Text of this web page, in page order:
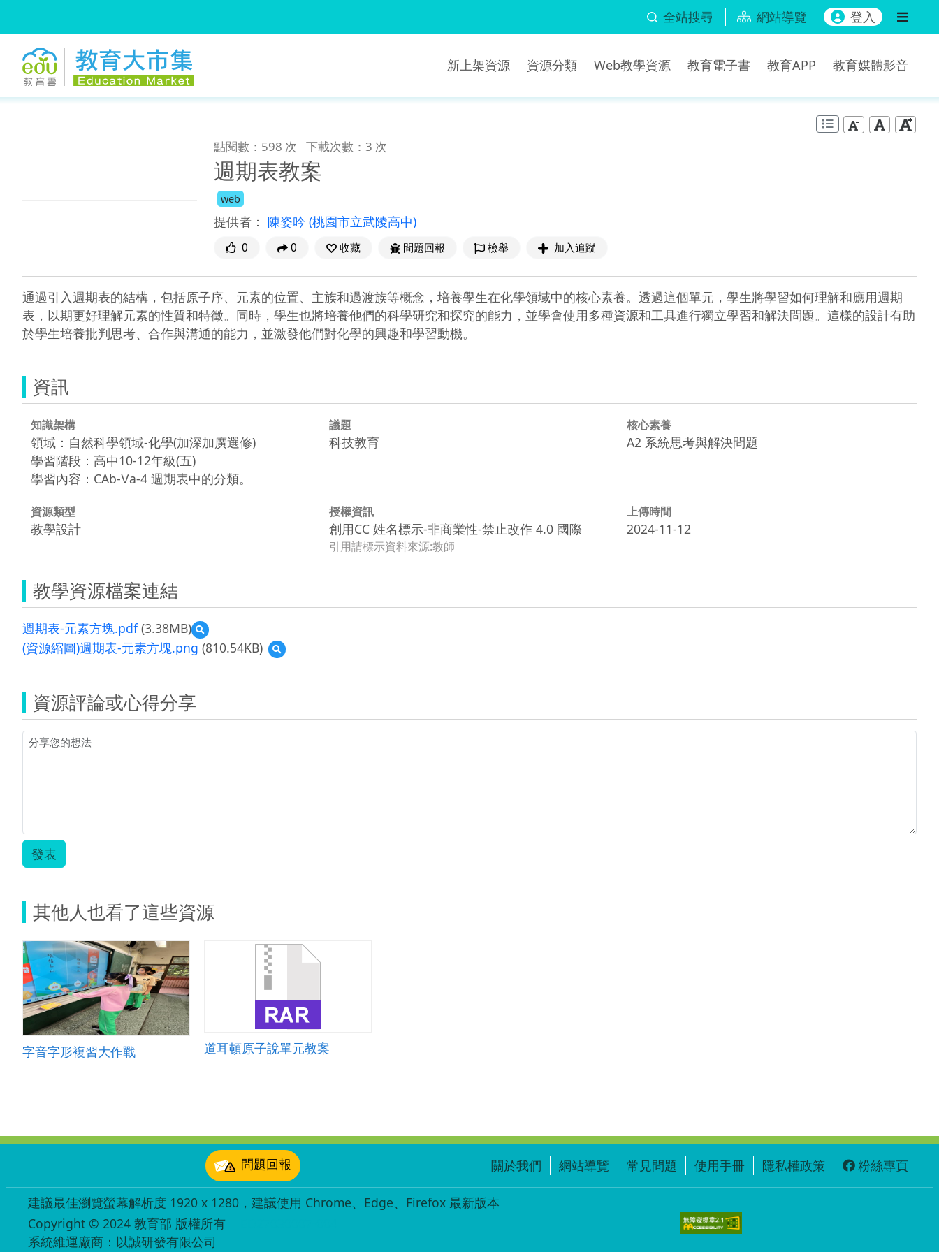
全站搜尋 網站導覽 登入
新上架資源 資源分類 Web教學資源 教育電子書 教育APP 教育媒體影音
點閱數：598 次 下載次數：3 次
週期表教案
web
提供者： 陳姿吟 (桃園市立武陵高中)
0 0 收藏 問題回報 檢舉 加入追蹤
通過引入週期表的結構，包括原子序、元素的位置、主族和過渡族等概念，培養學生在化學領域中的核心素養。透過這個單元，學生將學習如何理解和應用週期
表，以期更好理解元素的性質和特徵。同時，學生也將培養他們的科學研究和探究的能力，並學會使用多種資源和工具進行獨立學習和解決問題。這樣的設計有助
於學生培養批判思考、合作與溝通的能力，並激發他們對化學的興趣和學習動機。
資訊
知識架構
領域：自然科學領域-化學(加深加廣選修)
學習階段：高中10-12年級(五)
學習內容：CAb-Ⅴa-4 週期表中的分類。
議題
科技教育
核心素養
A2 系統思考與解決問題
資源類型
教學設計
授權資訊
創用CC 姓名標示-非商業性-禁止改作 4.0 國際
引用請標示資料來源:教師
上傳時間
2024-11-12
教學資源檔案連結
週期表-元素方塊.pdf(3.38MB)
預
覽
週
方
塊.pdf
(資源縮圖)週期表-元素方塊.png (810.54KB)
預
覽
週
資源評論或心得分享
發表
其他人也看了這些資源
字音字形複習大作戰 道耳頓原子說單元教案
問題回報 關於我們 網站導覽 常見問題 使用手冊 隱私權政策 粉絲專頁
建議最佳瀏覽螢幕解析度 1920 x 1280，建議使用 Chrome、Edge、Firefox 最新版本
Copyright © 2024 教育部 版權所有
系統維運廠商：以誠研發有限公司